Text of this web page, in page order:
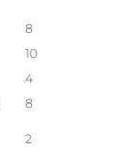
8
10
4
8
2